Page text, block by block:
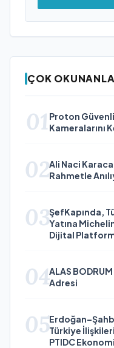
ÇOK
01 Proton
Kameralarını
02Ali Naci
Rahmetle
03ŞefKapında,
Yatına
Dijital
04ALAS
Adresi
05Türkiye
PTIDC